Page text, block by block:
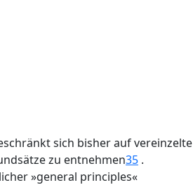
sich bisher auf vereinzelte
zu entnehmen35 .
»general principles«